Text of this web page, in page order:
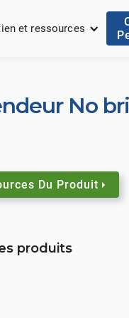
et ressources
No
Du Produit
produits